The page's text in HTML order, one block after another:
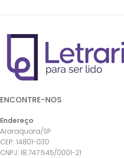
ENCONTRE-NOS
Endereço
Araraquara/SP
CEP: 14801-030
CNPJ: 18.747.545/0001-21